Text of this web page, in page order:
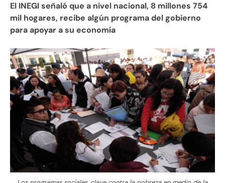
El INEGI señaló que a nivel nacional, 8 millones 754
mil hogares, recibe algún programa del gobierno
para apoyar a su economía